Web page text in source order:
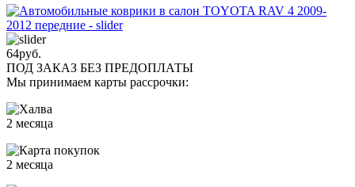
64руб.
ПОД ЗАКАЗ БЕЗ ПРЕДОПЛАТЫ
Мы принимаем карты рассрочки:
2 месяца
2 месяца